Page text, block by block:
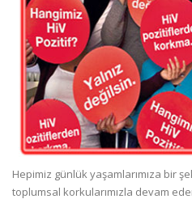
Hepimiz günlük yaşamlarımıza bir
toplumsal korkularımızla devam